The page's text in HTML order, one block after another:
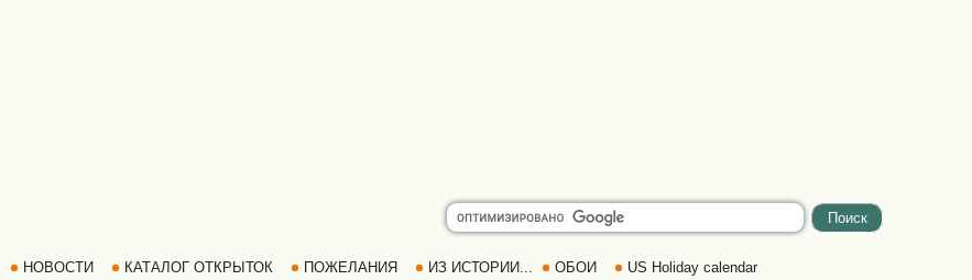
НОВОСТИ КАТАЛОГ ОТКРЫТОК ПОЖЕЛАНИЯ ИЗ ИСТОРИИ... ОБОИ US Holiday calendar